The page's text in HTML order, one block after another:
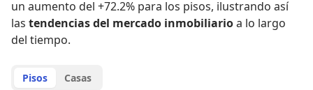
un aumento del +72.2% para los pisos, ilustrando así
las tendencias del mercado inmobiliarioa lo largo
del tiempo.
Pisos Casas